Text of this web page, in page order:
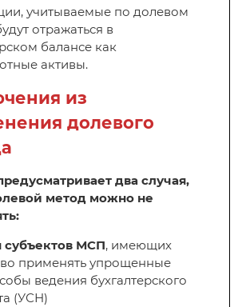
учитываемые по долевом
отражаться в
балансе как
активы.
из
долевого
два случая,
метод можно не
субъектов МСП, имеющих
применять упрощенные
ведения бухгалтерского
(УСН)